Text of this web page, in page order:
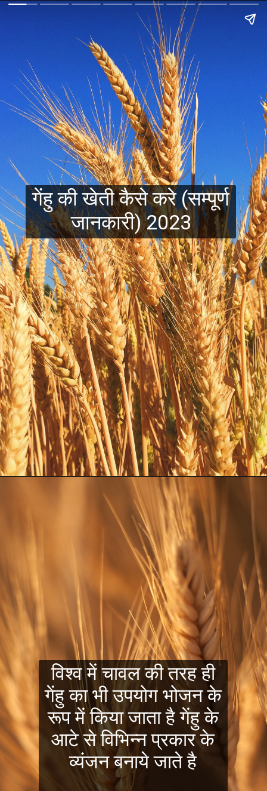
गेंहु की खेती कैसे करे (सम्पूर्ण
जानकारी) 2023
विश्व में चावल की तरह ही
गेंहु का भी उपयोग भोजन के
रूप में किया जाता है गेंहु के
आटे से विभिन्न प्रकार के
व्यंजन बनाये जाते है